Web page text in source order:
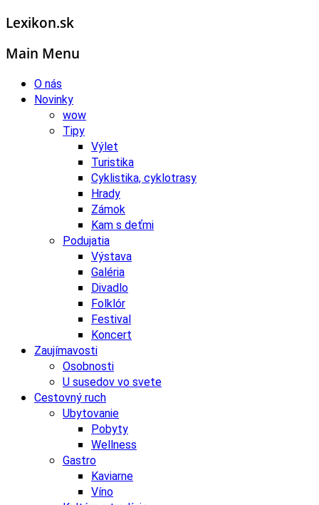
Lexikon.sk
Main Menu
O nás
Novinky
wow
Tipy
Výlet
Turistika
Cyklistika, cyklotrasy
Hrady
Zámok
Kam s deťmi
Podujatia
Výstava
Galéria
Divadlo
Folklór
Festival
Koncert
Zaujímavosti
Osobnosti
U susedov vo svete
Cestovný ruch
Ubytovanie
Pobyty
Wellness
Gastro
Kaviarne
Víno